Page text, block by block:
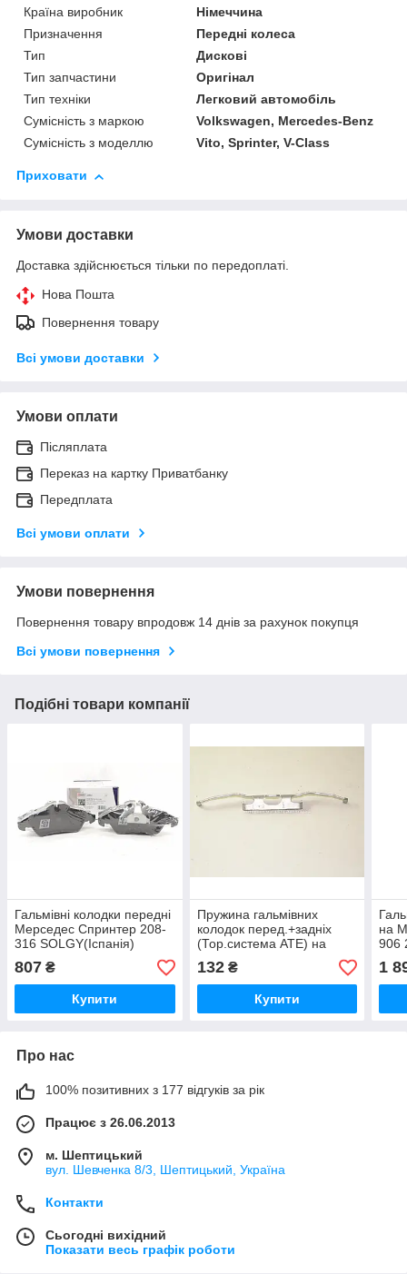
Країна виробник
Німеччина
Призначення
Передні колеса
Тип
Дискові
Тип запчастини
Оригінал
Тип техніки
Легковий автомобіль
Сумісність з маркою
Volkswagen, Mercedes-Benz
Сумісність з моделлю
Vito, Sprinter, V-Class
Приховати
Умови доставки
Доставка здійснюється тільки по передоплаті.
Нова Пошта
Повернення товару
Всі умови доставки
Умови оплати
Післяплата
Переказ на картку Приватбанку
Передплата
Всі умови оплати
Умови повернення
Повернення товару впродовж 14 днів за рахунок покупця
Всі умови повернення
Подібні товари компанії
Гальмівні колодки передні
Мерседес Спринтер 208-
316 SOLGY(Іспанія)
807 ₴
Купити
Пружина гальмівних
колодок перед.+задніх
(Тор.система ATE) на
Мерседес Спринтер 208-
316 ATE - 11811601911
132₴
Купити
на
906
1
Про нас
100% позитивних з 177 відгуків за рік
Працює з 26.06.2013
м. Шептицький
вул. Шевченка 8/3, Шептицький, Україна
Контакти
Сьогодні вихідний
Показати весь графік роботи